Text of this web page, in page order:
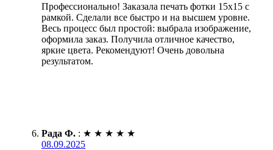
Профессионально! Заказала печать фотки 15х15 с
рамкой. Сделали все быстро и на высшем уровне.
Весь процесс был простой: выбрала изображение,
оформила заказ. Получила отличное качество,
яркие цвета. Рекомендуют! Очень довольна
результатом.
Рада Ф. : ★ ★ ★ ★ ★
08.09.2025